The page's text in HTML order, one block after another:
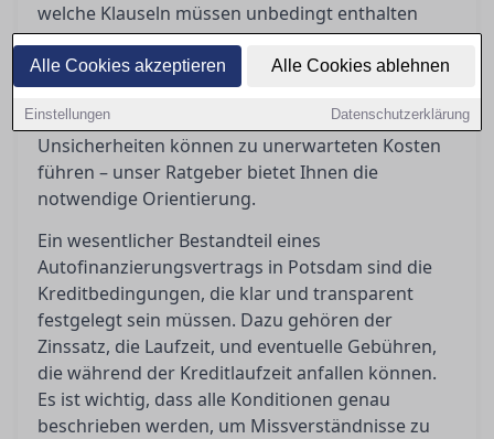
Alle Cookies akzeptieren Alle Cookies ablehnen
Einstellungen Datenschutzerklärung
welche Klauseln müssen unbedingt enthalten
sein, um rechtlich abgesichert zu sein? Viele
Verbraucher sind unsicher, was
Vorfälligkeitsentschädigungen bedeuten oder
wann ein Widerruf möglich ist. Diese
Unsicherheiten können zu unerwarteten Kosten
führen – unser Ratgeber bietet Ihnen die
notwendige Orientierung.
Ein wesentlicher Bestandteil eines
Autofinanzierungsvertrags in Potsdam sind die
Kreditbedingungen, die klar und transparent
festgelegt sein müssen. Dazu gehören der
Zinssatz, die Laufzeit, und eventuelle Gebühren,
die während der Kreditlaufzeit anfallen können.
Es ist wichtig, dass alle Konditionen genau
beschrieben werden, um Missverständnisse zu